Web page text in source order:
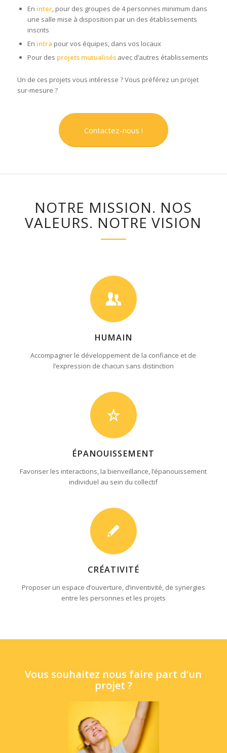
En inter, pour des groupes de 4 personnes minimum dans
une salle mise à disposition par un des établissements
inscrits
En intra pour vos équipes, dans vos locaux
Pour des projets mutualisésavec d’autres établissements
Un de ces projets vous intéresse ? Vous préférez un projet
sur-mesure ?
Contactez-nous !
NOTRE MISSION. NOS
VALEURS. NOTRE VISION
HUMAIN
Accompagner le développement de la confiance et de
l’expression de chacun sans distinction
ÉPANOUISSEMENT
Favoriser les interactions, la bienveillance, l’épanouissement
individuel au sein du collectif
CRÉATIVITÉ
Proposer un espace d’ouverture, d’inventivité, de synergies
entre les personnes et les projets
Vous souhaitez nous faire part d’un
projet ?